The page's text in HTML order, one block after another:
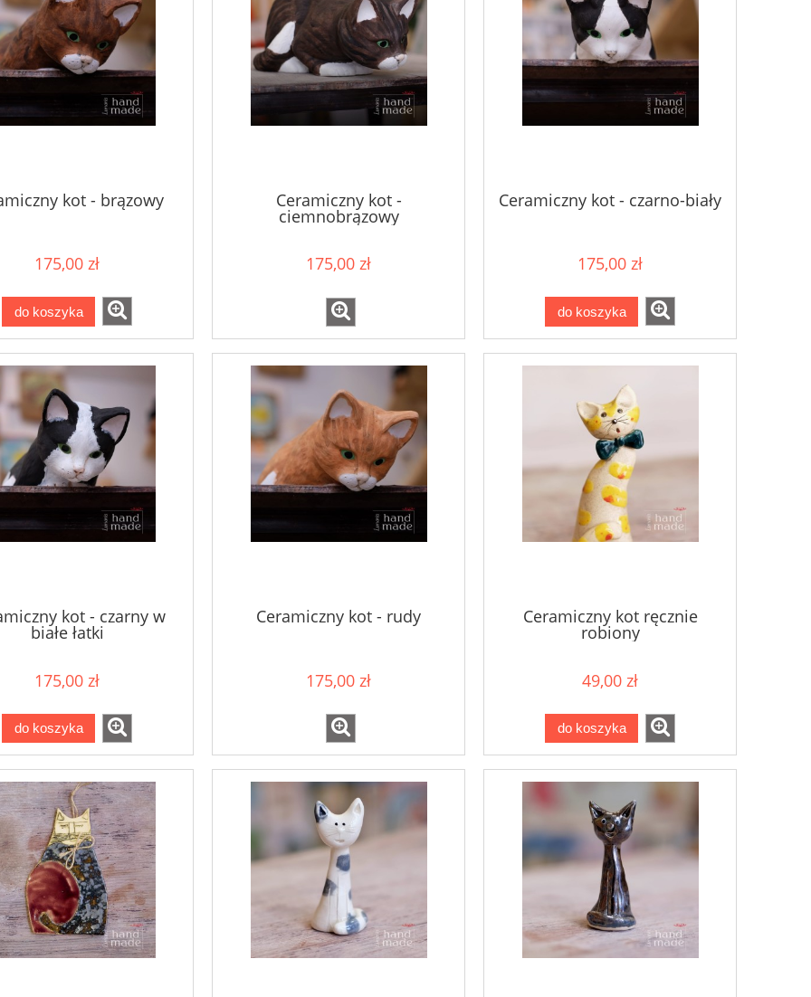
kot - brązowy
175,00 zł
do koszyka
Ceramiczny kot -
ciemnobrązowy
175,00 zł
Ceramiczny kot - czarno-biały
175,00 zł
do koszyka
kot - czarny w
białe łatki
175,00 zł
do koszyka
Ceramiczny kot - rudy
175,00 zł
Ceramiczny kot ręcznie
robiony
49,00 zł
do koszyka